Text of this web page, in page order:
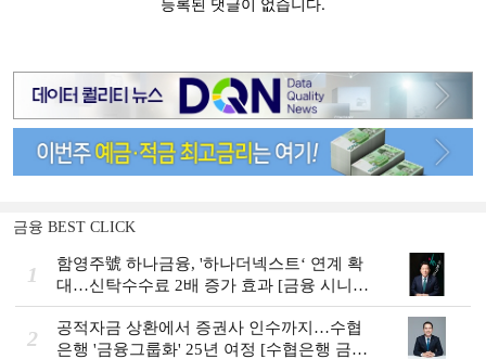
금융 BEST CLICK
1
함영주號 하나금융, '하나더넥스트‘ 연계 확
대…신탁수수료 2배 증가 효과 [금융 시니어
비즈니스 돋보기]
2
공적자금 상환에서 증권사 인수까지…수협
은행 '금융그룹화' 25년 여정 [수협은행 금융